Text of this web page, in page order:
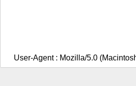
User-Agent : Mozilla/5.0